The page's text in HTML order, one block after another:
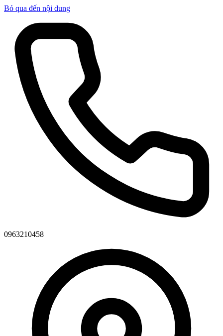
Bỏ qua đến nội dung
0963210458